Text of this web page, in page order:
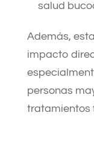
salud
Además,
impacto
personas
tratamientos